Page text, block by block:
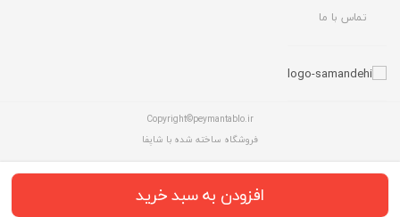
افزودن به سبد خرید
تماس با ما
Copyright©peymantablo.ir
فروشگاه ساخته شده با شاپفا